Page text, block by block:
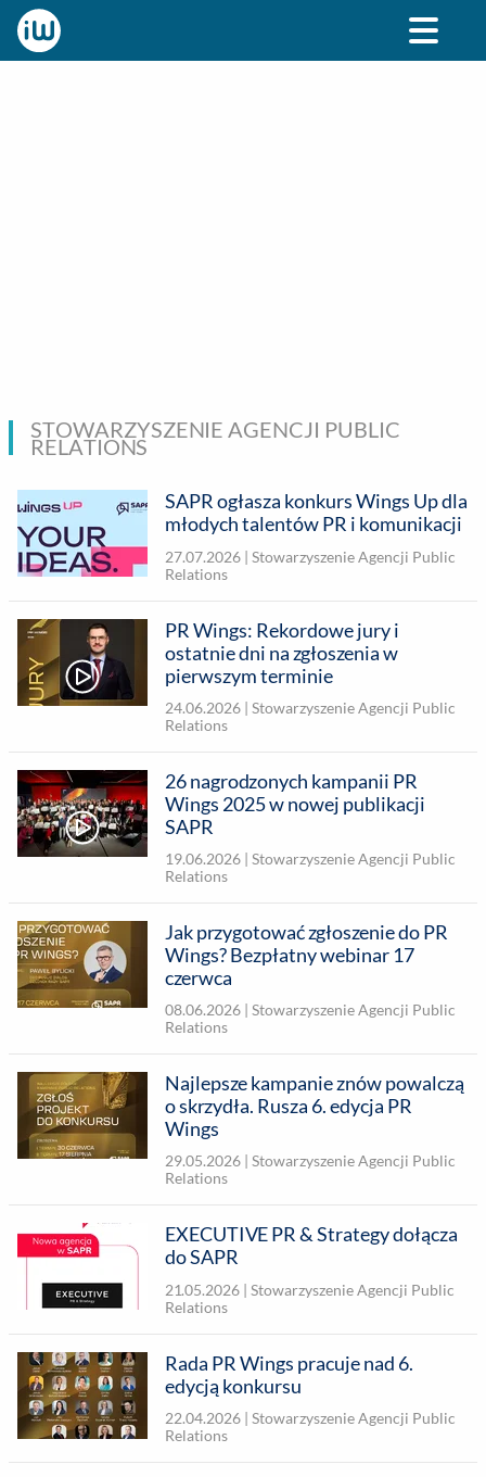
STOWARZYSZENIE AGENCJI PUBLIC
RELATIONS
SAPR ogłasza konkurs Wings Up dla
młodych talentów PR i komunikacji
27.07.2026 | Stowarzyszenie Agencji Public
Relations
PR Wings: Rekordowe jury i
ostatnie dni na zgłoszenia w
pierwszym terminie
24.06.2026 | Stowarzyszenie Agencji Public
Relations
26 nagrodzonych kampanii PR
Wings 2025 w nowej publikacji
SAPR
19.06.2026 | Stowarzyszenie Agencji Public
Relations
Jak przygotować zgłoszenie do PR
Wings? Bezpłatny webinar 17
czerwca
08.06.2026 | Stowarzyszenie Agencji Public
Relations
Najlepsze kampanie znów powalczą
o skrzydła. Rusza 6. edycja PR
Wings
29.05.2026 | Stowarzyszenie Agencji Public
Relations
EXECUTIVE PR & Strategy dołącza
do SAPR
21.05.2026 | Stowarzyszenie Agencji Public
Relations
Rada PR Wings pracuje nad 6.
edycją konkursu
22.04.2026 | Stowarzyszenie Agencji Public
Relations